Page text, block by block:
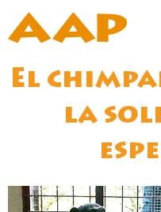
El
la